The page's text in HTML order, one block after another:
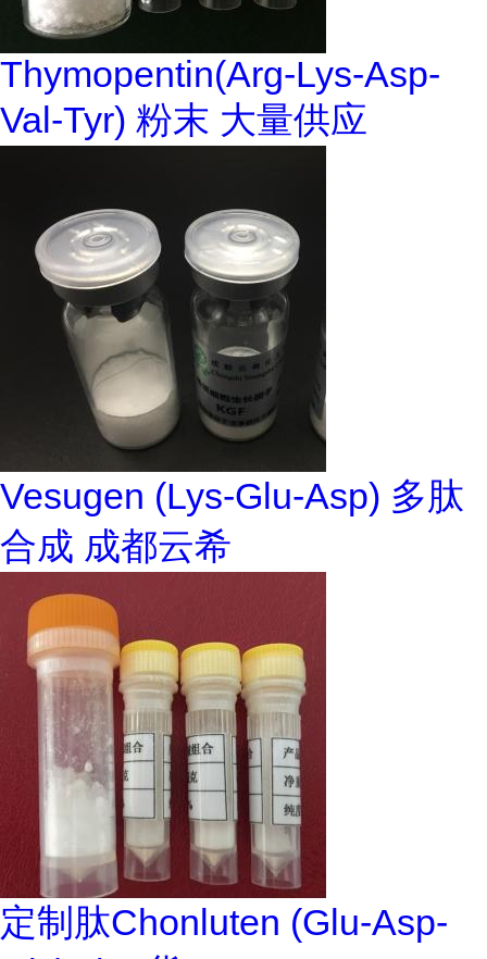
Thymopentin(Arg-Lys-Asp-
Val-Tyr) 粉末 大量供应
Vesugen (Lys-Glu-Asp) 多肽
合成 成都云希
定制肽Chonluten (Glu-Asp-